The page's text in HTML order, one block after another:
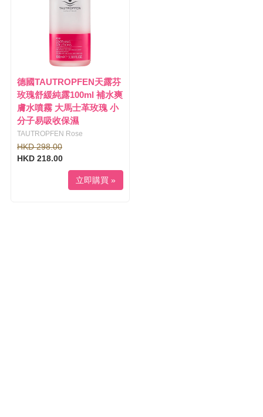
德國TAUTROPFEN天露芬
玫瑰舒緩純露100ml 補水爽
膚水噴霧 大馬士革玫瑰 小
分子易吸收保濕
TAUTROPFEN Rose
HKD 298.00
HKD 218.00
立即購買 »